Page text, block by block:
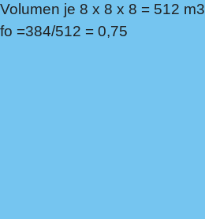
Volumen je 8 x 8 x 8 = 512 m3
fo =384/512 = 0,75